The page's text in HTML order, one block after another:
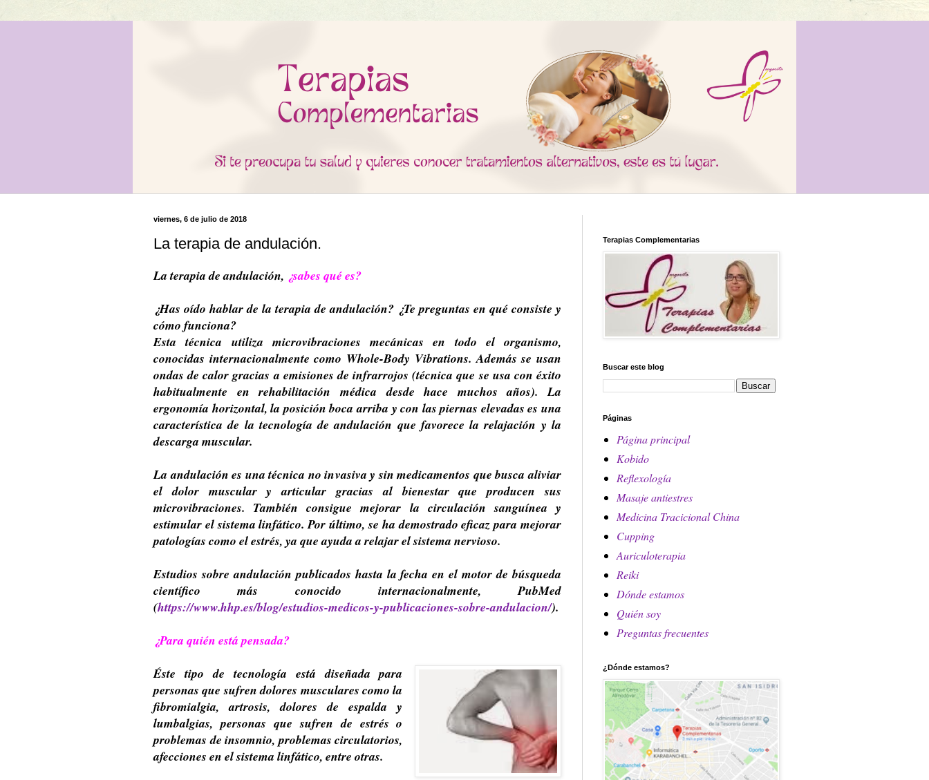
viernes, 6 de julio de 2018
La terapia de andulación.
La terapia de andulación, ¿sabes qué es?
¿Has oído hablar de la terapia de andulación? ¿Te preguntas en qué consiste y
cómo funciona?
Esta técnica utiliza microvibraciones mecánicas en todo el organismo,
conocidas internacionalmente como Whole-Body Vibrations. Además se usan
ondas de calor gracias a emisiones de infrarrojos (técnica que se usa con éxito
habitualmente en rehabilitación médica desde hace muchos años). La
ergonomía horizontal, la posición boca arriba y con las piernas elevadas es una
característica de la tecnología de andulación que favorece la relajación y la
descarga muscular.
La andulación es una técnica no invasiva y sin medicamentos que busca aliviar
el dolor muscular y articular gracias al bienestar que producen sus
microvibraciones. También consigue mejorar la circulación sanguínea y
estimular el sistema linfático. Por último, se ha demostrado eficaz para mejorar
patologías como el estrés, ya que ayuda a relajar el sistema nervioso.
Estudios sobre andulación publicados hasta la fecha en el motor de búsqueda
científico más conocido internacionalmente, PubMed
(https://www.hhp.es/blog/estudios-medicos-y-publicaciones-sobre-andulacion/).
¿Para quién está pensada?
Éste tipo de tecnología está diseñada para
personas que sufrendolores musculares como la
fibromialgia, artrosis, dolores de espalda y
lumbalgias, personas que sufren de estrés o
problemas de insomnio, problemas circulatorios,
afecciones en el sistema linfático, entre otras.
Terapias Complementarias
Buscar este blog
Páginas
Página principal
Kobido
Reflexología
Masaje antiestres
Medicina Tracicional China
Cupping
Auriculoterapia
Reiki
Dónde estamos
Quién soy
Preguntas frecuentes
¿Dónde estamos?